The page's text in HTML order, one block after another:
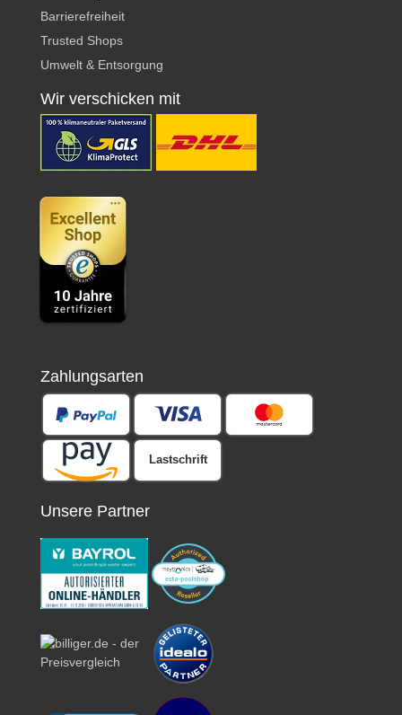
Barrierefreiheit
Trusted Shops
Umwelt & Entsorgung
Wir verschicken mit
Zahlungsarten
Lastschrift
Unsere Partner